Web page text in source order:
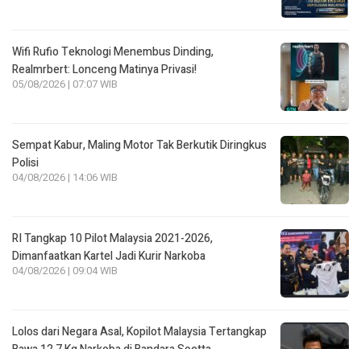
Wifi Rufio Teknologi Menembus Dinding,
Realmrbert: Lonceng Matinya Privasi!
05/08/2026 | 07:07 WIB
Sempat Kabur, Maling Motor Tak Berkutik Diringkus
Polisi
04/08/2026 | 14:06 WIB
RI Tangkap 10 Pilot Malaysia 2021-2026,
Dimanfaatkan Kartel Jadi Kurir Narkoba
04/08/2026 | 09:04 WIB
Lolos dari Negara Asal, Kopilot Malaysia Tertangkap